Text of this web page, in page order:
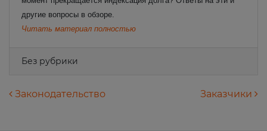
другие вопросы в обзоре.
Читать материал полностью
Без рубрики
Навигация по записям
Законодательство Заказчики